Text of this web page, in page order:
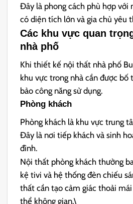
Đây là phong cách phù hợp với
có diện tích lớn và gia chủ yêu
Các khu vực quan
nhà phố
Khi thiết kế nội thất nhà phố
khu vực trong nhà cần được bố
bảo công năng sử dụng.
Phòng khách
Phòng khách là khu vực trung
Đây là nơi tiếp khách và sinh
đình.
Nội thất phòng khách thường
kệ tivi và hệ thống đèn chiếu
thất cần tạo cảm giác thoải
thể không gian.\